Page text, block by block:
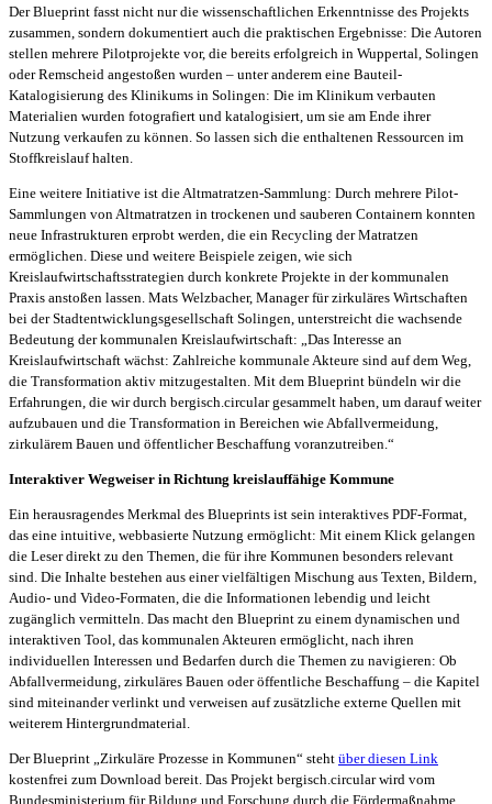
Der Blueprint fasst nicht nur die wissenschaftlichen Erkenntnisse des Projekts
zusammen, sondern dokumentiert auch die praktischen Ergebnisse: Die Autoren
stellen mehrere Pilotprojekte vor, die bereits erfolgreich in Wuppertal, Solingen
oder Remscheid angestoßen wurden – unter anderem eine Bauteil-
Katalogisierung des Klinikums in Solingen: Die im Klinikum verbauten
Materialien wurden fotografiert und katalogisiert, um sie am Ende ihrer
Nutzung verkaufen zu können. So lassen sich die enthaltenen Ressourcen im
Stoffkreislauf halten.
Eine weitere Initiative ist die Altmatratzen-Sammlung: Durch mehrere Pilot-
Sammlungen von Altmatratzen in trockenen und sauberen Containern konnten
neue Infrastrukturen erprobt werden, die ein Recycling der Matratzen
ermöglichen. Diese und weitere Beispiele zeigen, wie sich
Kreislaufwirtschaftsstrategien durch konkrete Projekte in der kommunalen
Praxis anstoßen lassen. Mats Welzbacher, Manager für zirkuläres Wirtschaften
bei der Stadtentwicklungsgesellschaft Solingen, unterstreicht die wachsende
Bedeutung der kommunalen Kreislaufwirtschaft: „Das Interesse an
Kreislaufwirtschaft wächst: Zahlreiche kommunale Akteure sind auf dem Weg,
die Transformation aktiv mitzugestalten. Mit dem Blueprint bündeln wir die
Erfahrungen, die wir durch bergisch.circular gesammelt haben, um darauf weiter
aufzubauen und die Transformation in Bereichen wie Abfallvermeidung,
zirkulärem Bauen und öffentlicher Beschaffung voranzutreiben.“
Interaktiver Wegweiser in Richtung kreislauffähige Kommune
Ein herausragendes Merkmal des Blueprints ist sein interaktives PDF-Format,
das eine intuitive, webbasierte Nutzung ermöglicht: Mit einem Klick gelangen
die Leser direkt zu den Themen, die für ihre Kommunen besonders relevant
sind. Die Inhalte bestehen aus einer vielfältigen Mischung aus Texten, Bildern,
Audio- und Video-Formaten, die die Informationen lebendig und leicht
zugänglich vermitteln. Das macht den Blueprint zu einem dynamischen und
interaktiven Tool, das kommunalen Akteuren ermöglicht, nach ihren
individuellen Interessen und Bedarfen durch die Themen zu navigieren: Ob
Abfallvermeidung, zirkuläres Bauen oder öffentliche Beschaffung – die Kapitel
sind miteinander verlinkt und verweisen auf zusätzliche externe Quellen mit
weiterem Hintergrundmaterial.
Der Blueprint „Zirkuläre Prozesse in Kommunen“ steht über diesen Link
kostenfrei zum Download bereit. Das Projekt bergisch.circular wird vom
Bundesministerium für Bildung und Forschung durch die Fördermaßnahme